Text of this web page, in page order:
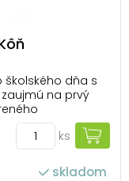
školského dňa s
na prvý
vzhľad, zatiaľ
aj voľné listy
...
ks
skladom